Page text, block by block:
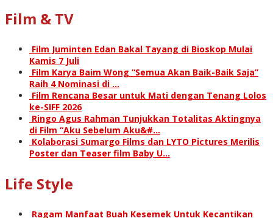
Film & TV
Film Juminten Edan Bakal Tayang di Bioskop Mulai
Kamis 7 Juli
Film Karya Baim Wong “Semua Akan Baik-Baik Saja”
Raih 4 Nominasi di …
Film Rencana Besar untuk Mati dengan Tenang Lolos
ke-SIFF 2026
Ringo Agus Rahman Tunjukkan Totalitas Aktingnya
di Film “Aku Sebelum Aku&#…
Kolaborasi Sumargo Films dan LYTO Pictures Merilis
Poster dan Teaser film Baby U…
Life Style
Ragam Manfaat Buah Kesemek Untuk Kecantikan